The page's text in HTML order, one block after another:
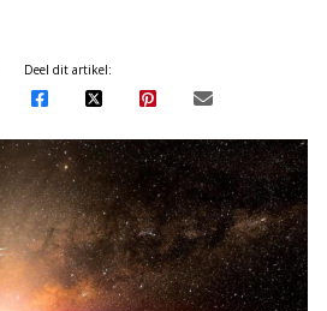
Deel dit artikel: